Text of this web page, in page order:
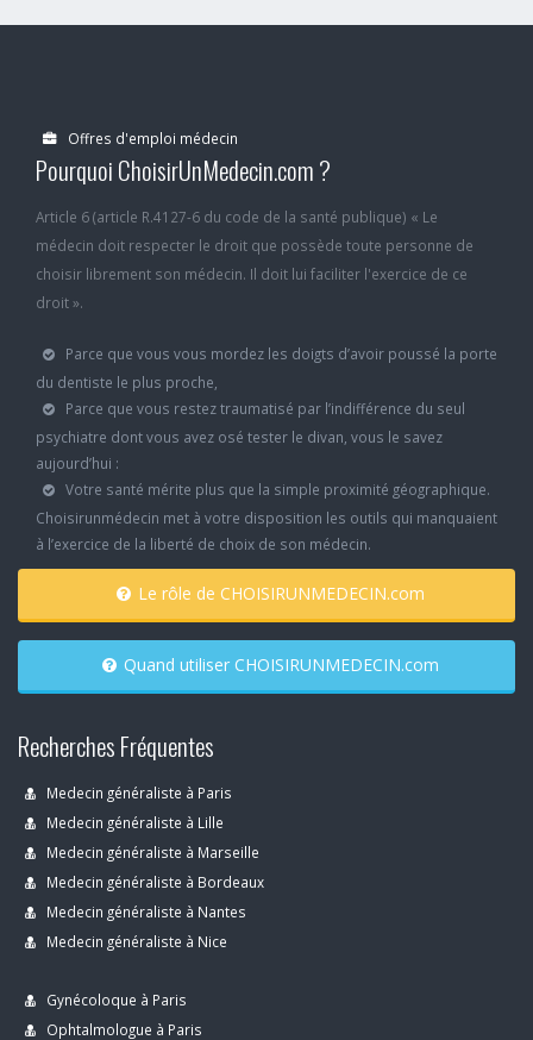
Offres d'emploi médecin
Pourquoi ChoisirUnMedecin.com ?
Article 6 (article R.4127-6 du code de la santé publique) « Le
médecin doit respecter le droit que possède toute personne de
choisir librement son médecin. Il doit lui faciliter l'exercice de ce
droit ».
Parce que vous vous mordez les doigts d’avoir poussé la porte
du dentiste le plus proche,
Parce que vous restez traumatisé par l’indifférence du seul
psychiatre dont vous avez osé tester le divan, vous le savez
aujourd’hui :
Votre santé mérite plus que la simple proximité géographique.
Choisirunmédecin met à votre disposition les outils qui manquaient
à l’exercice de la liberté de choix de son médecin.
Le rôle de CHOISIRUNMEDECIN.com
Quand utiliser CHOISIRUNMEDECIN.com
Recherches Fréquentes
Medecin généraliste à Paris
Medecin généraliste à Lille
Medecin généraliste à Marseille
Medecin généraliste à Bordeaux
Medecin généraliste à Nantes
Medecin généraliste à Nice
Gynécoloque à Paris
Ophtalmologue à Paris